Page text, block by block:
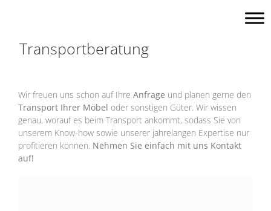
Transportberatung
Wir freuen uns schon auf Ihre Anfrage und planen gerne den
Transport Ihrer Möbel oder sonstigen Güter. Wir wissen
genau, worauf es beim Transport ankommt, sodass Sie von
unserem Know-how sowie unserer jahrelangen Expertise nur
profitieren können. Nehmen Sie einfach mit uns Kontakt
auf!